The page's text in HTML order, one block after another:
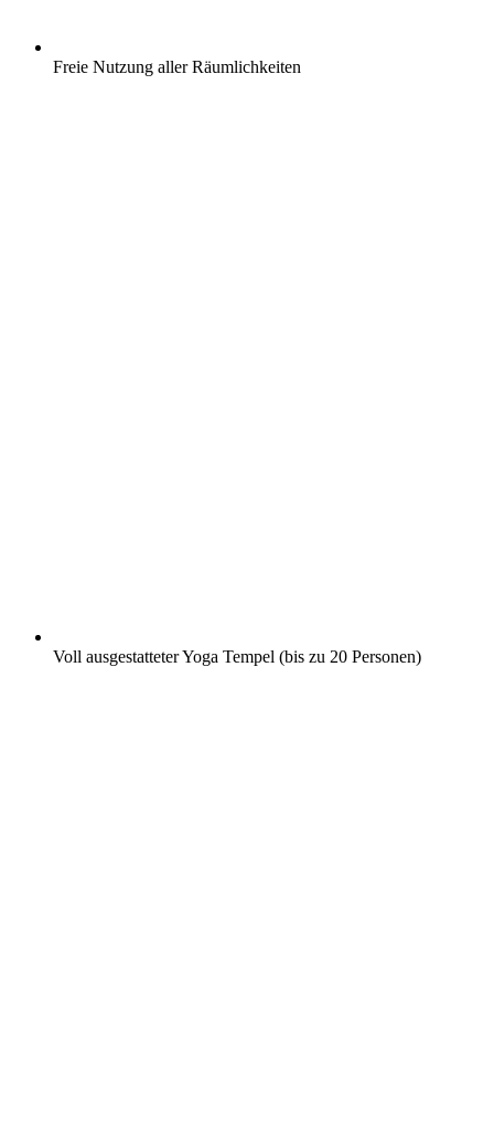
Freie Nutzung aller Räumlichkeiten
Voll ausgestatteter Yoga Tempel (bis zu 20 Personen)